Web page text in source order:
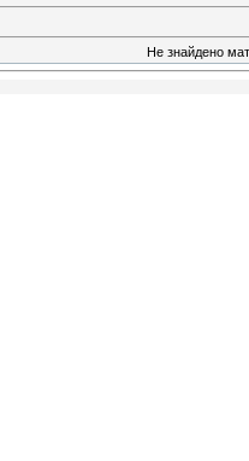
Не знайдено